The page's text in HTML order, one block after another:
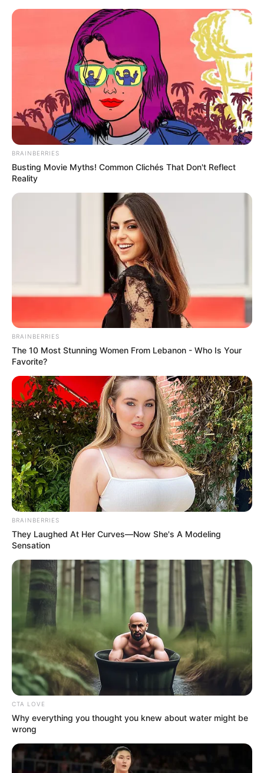
Перейти
Groza-news.info
Громада Закарпаття
В Ужгороді під адмінсудом
відбулася дуель
прихильників та противників
вітряків (фото, відео)
СЕР 12, 2025
В Ужгороді під стінами Закарпатського
окружного адміністративного суду в відбулася
доволі емоційна акція, яка розділила присутніх
на два табори — противників та прихильників
BRAINBERRIES
Busting Movie Myths! Common Clichés That Don't Reflect
Reality
BRAINBERRIES
The 10 Most Stunning Women From Lebanon - Who Is Your
Favorite?
BRAINBERRIES
They Laughed At Her Curves—Now She's A Modeling
Sensation
CTA LOVE
Why everything you thought you knew about water might be
wrong